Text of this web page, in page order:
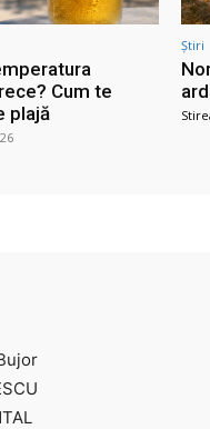
Cum te
plajă
Știri